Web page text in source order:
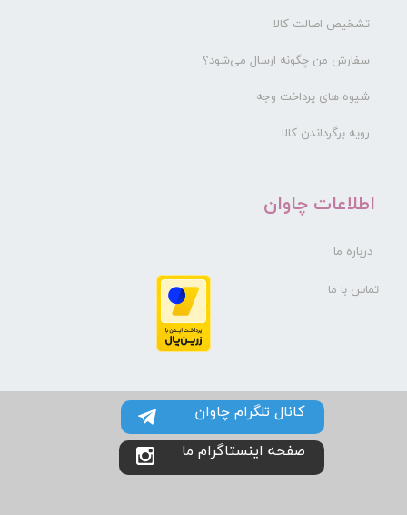
تشخیص اصالت کالا
سفارش من چگونه ارسال می‌شود؟
شیوه های پرداخت وجه
رویه برگرداندن کالا
​اطلاعات چاوان
درباره ما
تماس با ما
کانال تلگرام چاوان
صفحه اینستاگرام ما